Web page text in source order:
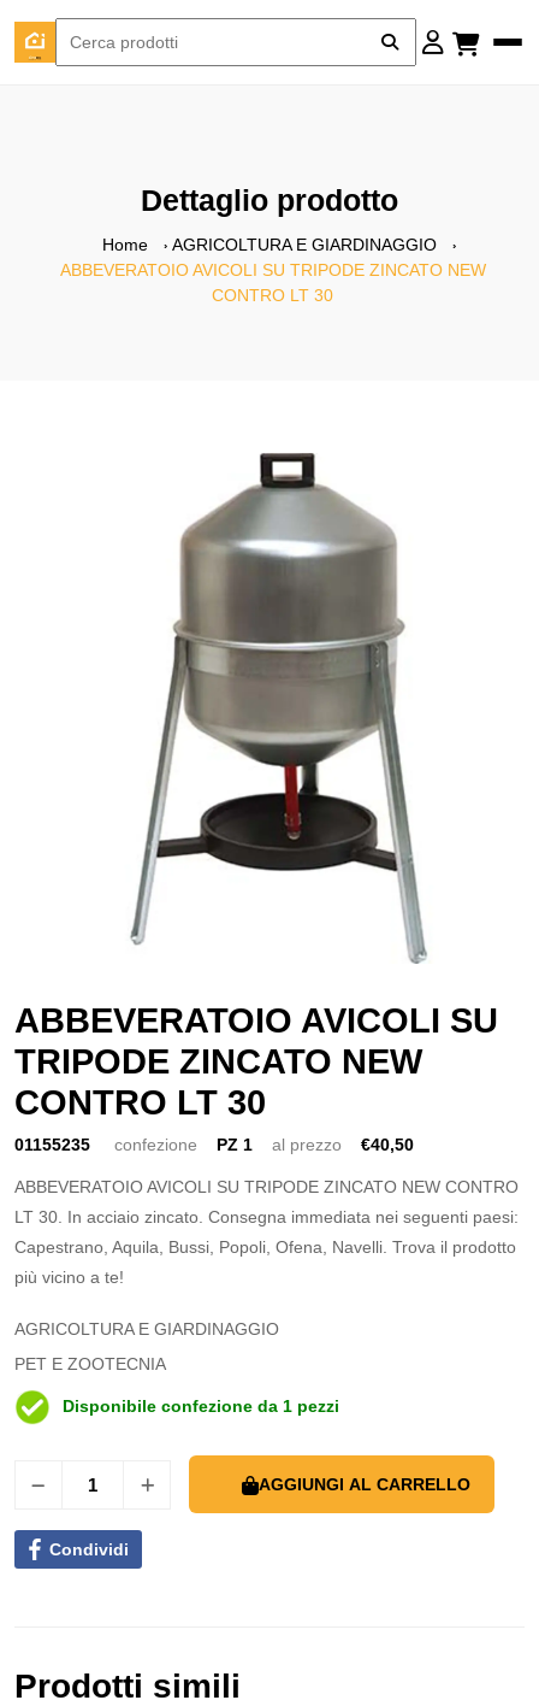
Dettaglio prodotto
Home
AGRICOLTURA E GIARDINAGGIO
ABBEVERATOIO AVICOLI SU TRIPODE ZINCATO NEW
CONTRO LT 30
ABBEVERATOIO AVICOLI SU
TRIPODE ZINCATO NEW
CONTRO LT 30
01155235 confezione PZ 1 al prezzo €40,50
ABBEVERATOIO AVICOLI SU TRIPODE ZINCATO NEW CONTRO
LT 30. In acciaio zincato. Consegna immediata nei seguenti paesi:
Capestrano, Aquila, Bussi, Popoli, Ofena, Navelli. Trova il prodotto
più vicino a te!
AGRICOLTURA E GIARDINAGGIO
PET E ZOOTECNIA
Disponibile confezione da 1 pezzi
AGGIUNGI AL CARRELLO
Condividi
Prodotti simili